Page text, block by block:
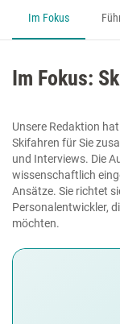
Im Fokus
Im Fokus:
Unsere Redaktion
Skifahren für Sie
und Interviews. Die
wissenschaftlich
Ansätze. Sie richtet
Personalentwickler,
möchten.